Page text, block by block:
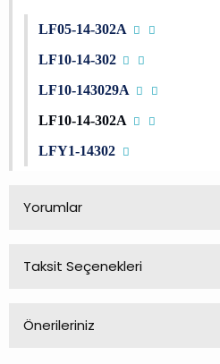
LF05-14-302A
LF10-14-302
LF10-143029A
LF10-14-302A
LFY1-14302
Yorumlar
Taksit Seçenekleri
Önerileriniz